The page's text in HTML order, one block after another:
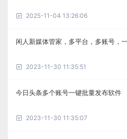
2025-11-04 13:26:06
闲人新媒体管家，多平台，多账号，
2023-11-30 11:35:51
今日头条多个账号一键批量发布软件
2023-11-30 11:35:07